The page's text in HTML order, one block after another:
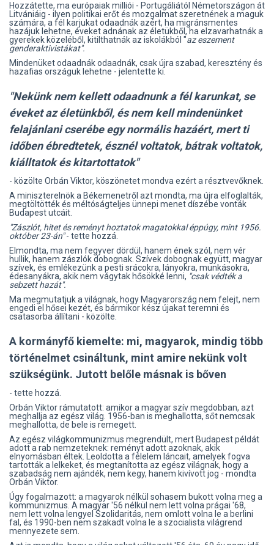
Hozzátette, ma európaiak milliói - Portugáliától Németországon át
Litvániáig - ilyen politikai erőt és mozgalmat szeretnének a maguk
számára, a fél karjukat odaadnák azért, ha migránsmentes
hazájuk lehetne, éveket adnának az életükből, ha elzavarhatnák a
gyerekek közeléből, kitilthatnák az iskolákból "az eszement
genderaktivistákat".
Mindenüket odaadnák odaadnák, csak újra szabad, keresztény és
hazafias országuk lehetne - jelentette ki.
"Nekünk nem kellett odaadnunk a fél karunkat, se
éveket az életünkből, és nem kell mindenünket
felajánlani cserébe egy normális hazáért, mert ti
időben ébredtetek, észnél voltatok, bátrak voltatok,
kiálltatok és kitartottatok"
- közölte Orbán Viktor, köszönetet mondva ezért a résztvevőknek.
A miniszterelnök a Békemenetről azt mondta, ma újra elfoglalták,
megtöltötték és méltóságteljes ünnepi menet díszébe vonták
Budapest utcáit.
"Zászlót, hitet és reményt hoztatok magatokkal éppúgy, mint 1956.
október 23-án"- tette hozzá.
Elmondta, ma nem fegyver dördül, hanem ének szól, nem vér
hullik, hanem zászlók dobognak. Szívek dobognak együtt, magyar
szívek, és emlékezünk a pesti srácokra, lányokra, munkásokra,
édesanyákra, akik nem vágytak hősökké lenni, "csak védték a
sebzett hazát".
Ma megmutatjuk a világnak, hogy Magyarország nem felejt, nem
engedi el hősei kezét, és bármikor kész újakat teremni és
csatasorba állítani - közölte.
A kormányfő kiemelte: mi, magyarok, mindig több
történelmet csináltunk, mint amire nekünk volt
szükségünk. Jutott belőle másnak is bőven
- tette hozzá.
Orbán Viktor rámutatott: amikor a magyar szív megdobban, azt
meghallja az egész világ. 1956-ban is meghallotta, sőt nemcsak
meghallotta, de bele is remegett.
Az egész világkommunizmus megrendült, mert Budapest példát
adott a rab nemzeteknek: reményt adott azoknak, akik
elnyomásban éltek. Leoldotta a félelem láncait, amelyek fogva
tartották a lelkeket, és megtanította az egész világnak, hogy a
szabadság nem ajándék, nem kegy, hanem kivívott jog - mondta
Orbán Viktor.
Úgy fogalmazott: a magyarok nélkül sohasem bukott volna meg a
kommunizmus. A magyar '56 nélkül nem lett volna prágai '68,
nem lett volna lengyel Szolidaritás, nem omlott volna le a berlini
fal, és 1990-ben nem szakadt volna le a szocialista világrend
mennyezete sem.